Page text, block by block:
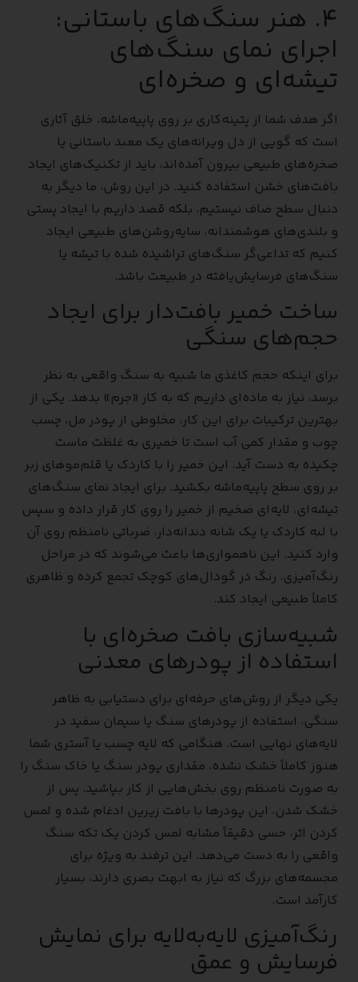
۴. هنر سنگ‌های باستانی:
اجرای نمای سنگ‌های
تیشه‌ای و صخره‌ای
اگر هدف شما از پتینه‌کاری بر روی پاپیه‌ماشه، خلق آثاری
است که گویی از دل ویرانه‌های یک معبد باستانی یا
صخره‌های طبیعی بیرون آمده‌اند، باید از تکنیک‌های ایجاد
بافت‌های خشن استفاده کنید. در این روش، ما دیگر به
دنبال سطح صاف نیستیم، بلکه قصد داریم با ایجاد پستی
و بلندی‌های هوشمندانه، سایه‌روشن‌های طبیعی ایجاد
کنیم که تداعی‌گر سنگ‌های تراشیده شده با تیشه یا
سنگ‌های فرسایش‌یافته در طبیعت باشد.
ساخت خمیر بافت‌دار برای ایجاد
حجم‌های سنگی
برای اینکه حجم کاغذی ما شبیه به سنگ واقعی به نظر
برسد، نیاز به ماده‌ای داریم که به کار «جرم» بدهد. یکی از
بهترین ترکیبات برای این کار، مخلوطی از پودر مل، چسب
چوب و مقدار کمی آب است تا خمیری به غلظت ماست
چکیده به دست آید. این خمیر را با کاردک یا قلم‌موهای زبر
بر روی سطح پاپیه‌ماشه بکشید. برای ایجاد نمای سنگ‌های
تیشه‌ای، لایه‌ای ضخیم از خمیر را روی کار قرار داده و سپس
با لبه کاردک یا یک شانه دندانه‌دار، ضرباتی نامنظم روی آن
وارد کنید. این ناهمواری‌ها باعث می‌شوند که در مراحل
رنگ‌آمیزی، رنگ در گودال‌های کوچک تجمع کرده و ظاهری
کاملاً طبیعی ایجاد کند.
شبیه‌سازی بافت صخره‌ای با
استفاده از پودرهای معدنی
یکی دیگر از روش‌های حرفه‌ای برای دستیابی به ظاهر
سنگی، استفاده از پودرهای سنگ یا سیمان سفید در
لایه‌های نهایی است. هنگامی که لایه چسب یا آستری شما
هنوز کاملاً خشک نشده، مقداری پودر سنگ یا خاک سنگ را
به صورت نامنظم روی بخش‌هایی از کار بپاشید. پس از
خشک شدن، این پودرها با بافت زیرین ادغام شده و لمس
کردن اثر، حسی دقیقاً مشابه لمس کردن یک تکه سنگ
واقعی را به دست می‌دهد. این ترفند به ویژه برای
مجسمه‌های بزرگ که نیاز به ابهت بصری دارند، بسیار
کارآمد است.
رنگ‌آمیزی لایه‌به‌لایه برای نمایش
فرسایش و عمق